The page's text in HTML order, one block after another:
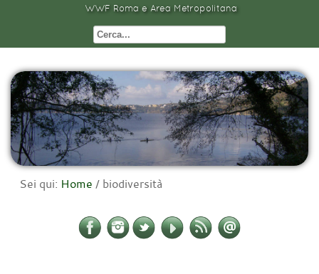
WWF Roma e Area Metropolitana
Sei qui: Home / biodiversità